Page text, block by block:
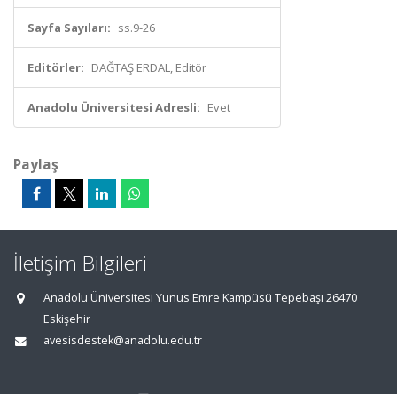
Sayfa Sayıları: ss.9-26
Editörler: DAĞTAŞ ERDAL, Editör
Anadolu Üniversitesi Adresli: Evet
Paylaş
İletişim Bilgileri
Anadolu Üniversitesi Yunus Emre Kampüsü Tepebaşı 26470
Eskişehir
avesisdestek@anadolu.edu.tr